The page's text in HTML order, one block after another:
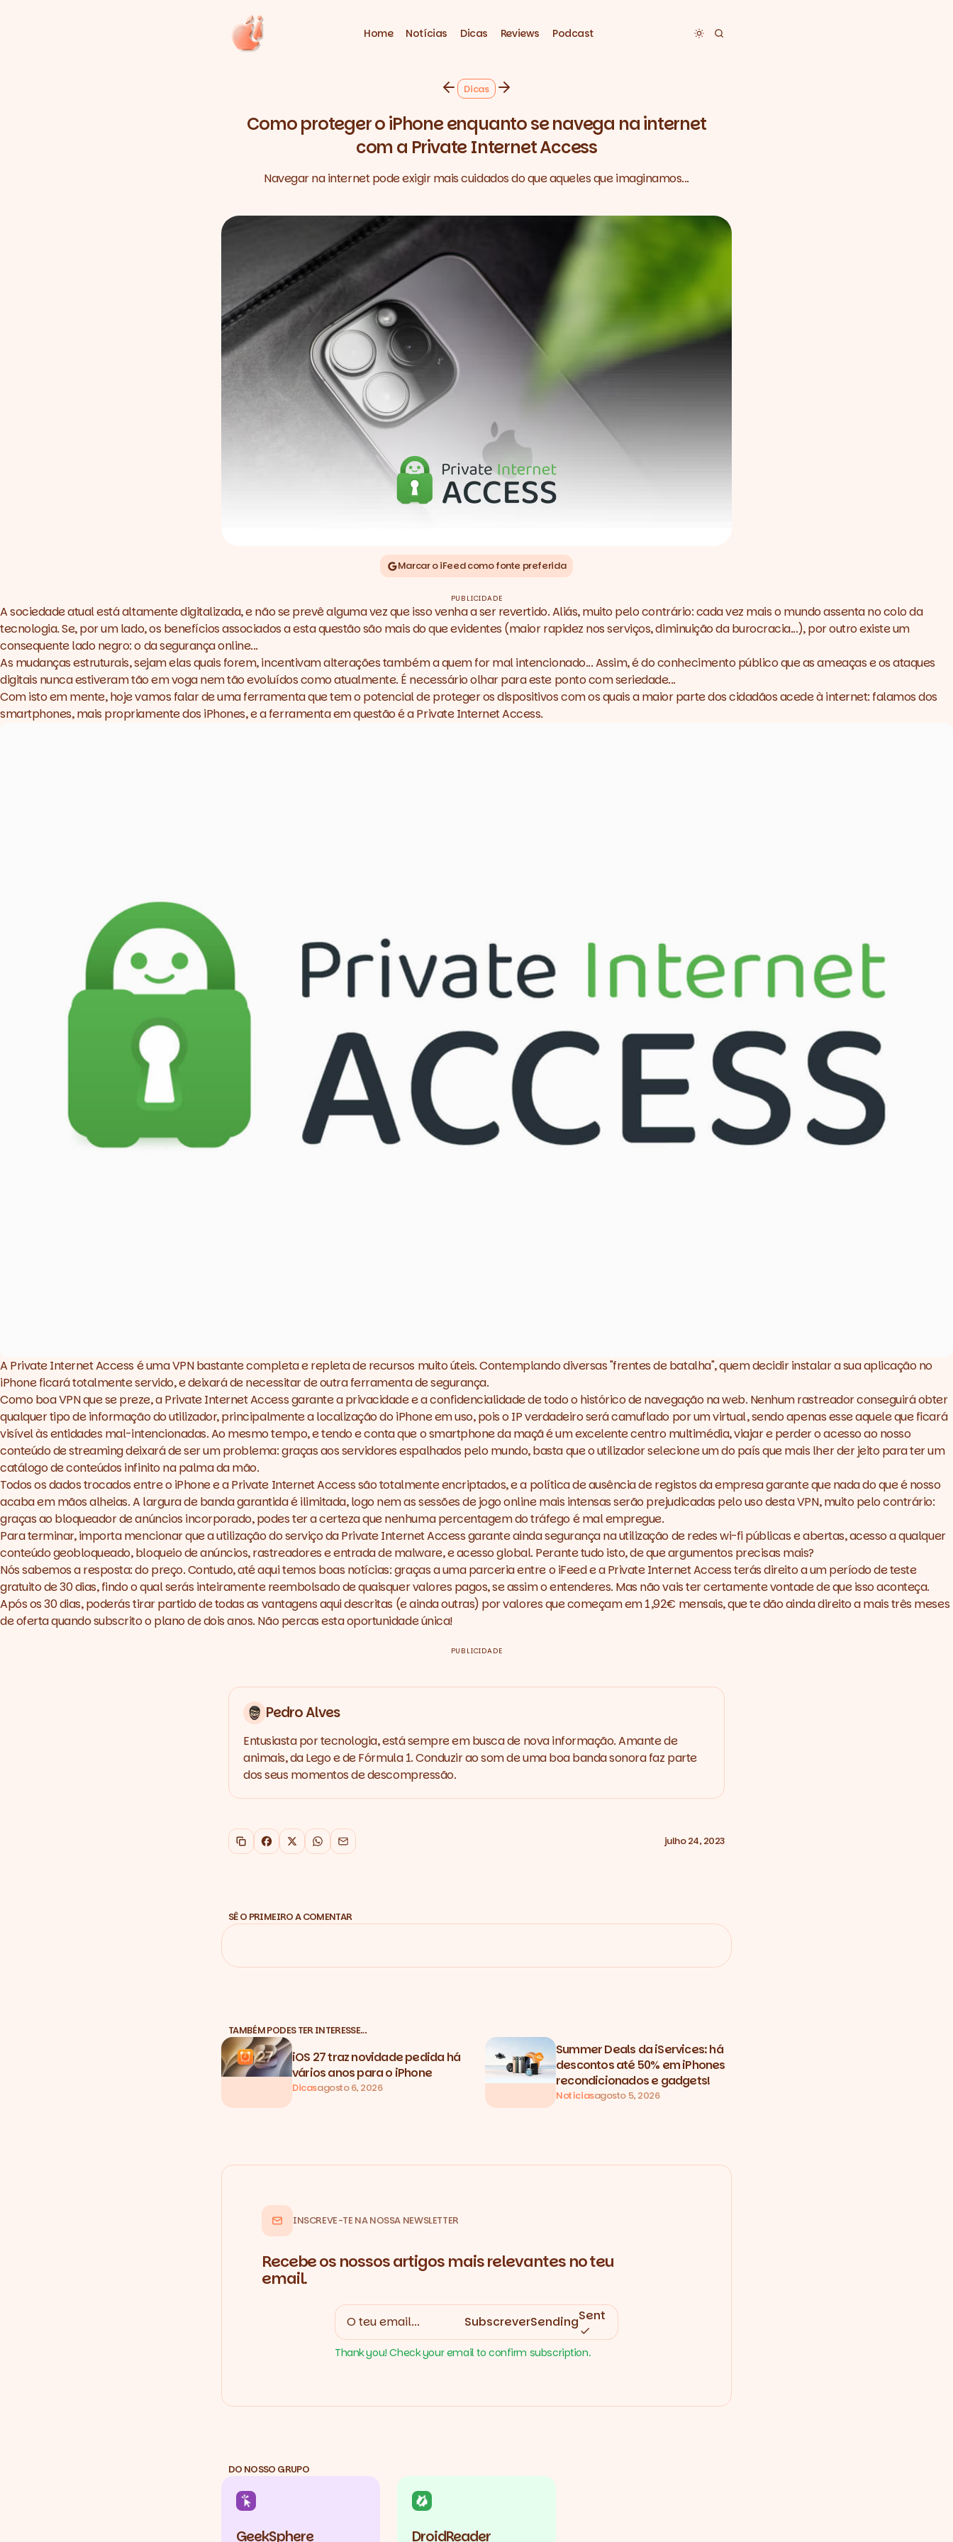
Home Notícias Dicas Reviews Podcast Toggle dark mode
Dicas
Como proteger o iPhone enquanto se navega na internet
com a Private Internet Access
Navegar na internet pode exigir mais cuidados do que aqueles que imaginamos...
Marcar o iFeed como fonte preferida
PUBLICIDADE
A sociedade atual está altamente digitalizada, e não se prevê alguma vez que isso venha a ser revertido. Aliás, muito pelo contrário: cada vez mais o mundo assenta no colo da
tecnologia. Se, por um lado, os benefícios associados a esta questão são mais do que evidentes (maior rapidez nos serviços, diminuição da burocracia...), por outro existe um
consequente lado negro: o da segurança online...
As mudanças estruturais, sejam elas quais forem, incentivam alterações também a quem for mal intencionado... Assim, é do conhecimento público que as ameaças e os ataques
digitais nunca estiveram tão em voga nem tão evoluídos como atualmente. É necessário olhar para este ponto com seriedade...
Com isto em mente, hoje vamos falar de uma ferramenta que tem o potencial de proteger os dispositivos com os quais a maior parte dos cidadãos acede à internet: falamos dos
smartphones, mais propriamente dos iPhones, e a ferramenta em questão é aPrivate Internet Access.
A Private Internet Accessé umaVPNbastante completa e repleta de recursos muito úteis. Contemplando diversas "frentes de batalha", quem decidir instalar a sua aplicação no
iPhone ficará totalmente servido, e deixará de necessitar de outra ferramenta de segurança.
Como boaVPNque se preze, aPrivate Internet Accessgarante a privacidade e a confidencialidade de todo o histórico de navegação na web. Nenhum rastreador conseguirá obter
qualquer tipo de informação do utilizador, principalmente a localização do iPhone em uso, pois o IP verdadeiro será camuflado por um virtual, sendo apenas esse aquele que ficará
visível às entidades mal-intencionadas. Ao mesmo tempo, e tendo e conta que o smartphone da maçã é um excelente centro multimédia, viajar e perder o acesso ao nosso
conteúdo de streaming deixará de ser um problema: graças aos servidores espalhados pelo mundo, basta que o utilizador selecione um do país que mais lher der jeito para ter um
catálogo de conteúdos infinito na palma da mão.
Todos os dados trocados entre o iPhone e aPrivate Internet Accesssão totalmente encriptados, e a política de ausência de registos da empresa garante que nada do que é nosso
acaba em mãos alheias. A largura de banda garantida é ilimitada, logo nem as sessões de jogo online mais intensas serão prejudicadas pelo uso destaVPN, muito pelo contrário:
graças ao bloqueador de anúncios incorporado, podes ter a certeza que nenhuma percentagem do tráfego é mal empregue.
Para terminar, importa mencionar que a utilização do serviço daPrivate Internet Accessgarante ainda segurança na utilização de redes wi-fi públicas e abertas, acesso a qualquer
conteúdo geobloqueado, bloqueio de anúncios, rastreadores e entrada de malware, e acesso global. Perante tudo isto, de que argumentos precisas mais?
Nós sabemos a resposta: do preço. Contudo, até aqui temos boas notícias: graças a uma parceria entre oiFeede aPrivate Internet Accessterás direito a um período de teste
gratuito de 30 dias, findo o qual serás inteiramente reembolsado de quaisquer valores pagos, se assim o entenderes. Mas não vais ter certamente vontade de que isso aconteça.
Após os 30 dias, poderás tirar partido de todas as vantagens aqui descritas (e ainda outras) por valores que começam em 1,92€ mensais, que te dão ainda direito a mais três meses
de oferta quando subscrito o plano de dois anos. Não percas esta oportunidade única!
PUBLICIDADE
Pedro Alves
Entusiasta por tecnologia, está sempre em busca de nova informação. Amante de
animais, da Lego e de Fórmula 1. Conduzir ao som de uma boa banda sonora faz parte
dos seus momentos de descompressão.
Copiar link
Facebook
X WhatsApp
Email julho 24, 2023
SÊ O PRIMEIRO A COMENTAR
TAMBÉM PODES TER INTERESSE…
iOS 27 traz novidade pedida há
vários anos para o iPhone
Dicasagosto 6, 2026
Summer Deals da iServices: há
descontos até 50% em iPhones
recondicionados e gadgets!
Notíciasagosto 5, 2026
INSCREVE-TE NA NOSSA NEWSLETTER
Recebe os nossos artigos mais relevantes no teu
email.
SubscreverSendingSent
Thank you! Check your email to confirm subscription.
DO NOSSO GRUPO
GeekSphere DroidReader